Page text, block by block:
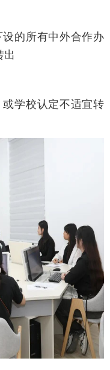
的所有中外合作办
出
学校认定不适宜转